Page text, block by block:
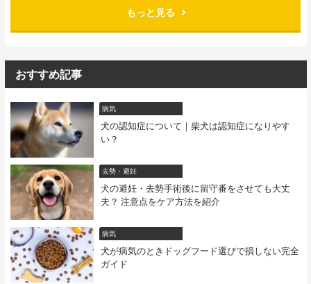
もっと見る
おすすめ記事
病気
犬の認知症について｜柴犬は認知症になりやす
い？
去勢・避妊
犬の避妊・去勢手術後に留守番をさせても大丈
夫？ 注意点をケア方法を紹介
病気
犬が病気のときドッグフード選びで損しない完全
ガイド